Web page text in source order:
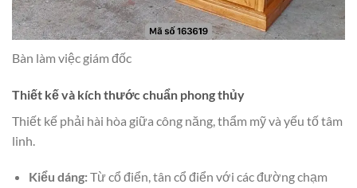
Bàn làm việc giám đốc
Thiết kế và kích thước chuẩn phong thủy
Thiết kế phải hài hòa giữa công năng, thẩm mỹ và yếu tố tâm
linh.
Kiểu dáng:Từ cổ điển, tân cổ điển với các đường chạm